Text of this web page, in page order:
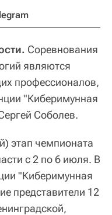
Соревнования
являются
профессионалов,
"Киберимунная
Соболев.
этап чемпионата
с 2 по 6 июля. В
"Киберимунная
представители 12